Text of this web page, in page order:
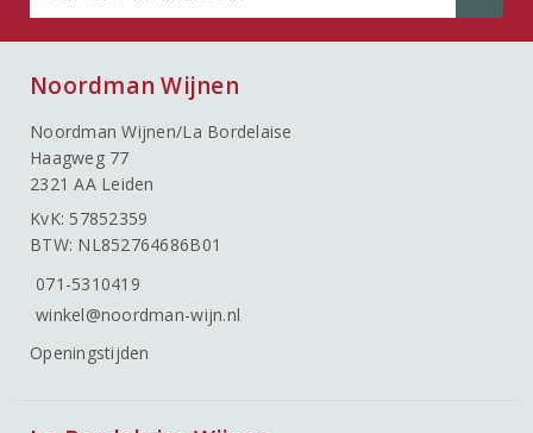
Noordman Wijnen
Noordman Wijnen/La Bordelaise
Haagweg 77
2321 AA Leiden
KvK: 57852359
BTW: NL852764686B01
071-5310419
winkel@noordman-wijn.nl
Openingstijden